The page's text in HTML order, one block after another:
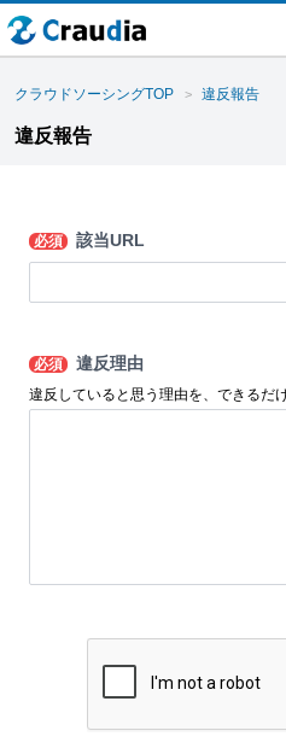
クラウドソーシングTOP 違反報告
違反報告
必須 該当URL
必須 違反理由
違反していると思う理由を、できるだ